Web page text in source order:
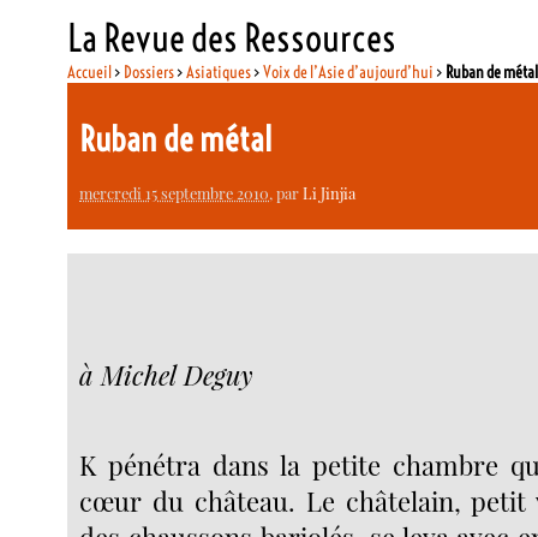
La Revue des Ressources
Accueil> Dossiers>Asiatiques>Voix de l’Asie d’aujourd’hui > Ruban de métal
Ruban de métal
mercredi 15 septembre 2010, parLi Jinjia
à Michel Deguy
K pénétra dans la petite chambre
cœur du château. Le châtelain,